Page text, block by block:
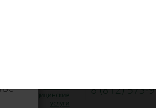
медицинские
услуги
8 (812) 573-